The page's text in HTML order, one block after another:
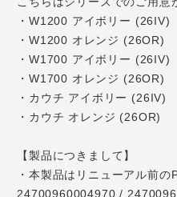
・W1200 アイボリー (26IV)
・W1200 オレンジ (26OR)
・W1700 アイボリー
・W1700 オレンジ (26OR)
・カウチ アイボリー (26IV)
・カウチ オレンジ (26OR)
【製品につきまして】
・本製品はリニューアル前
24700960004970 /